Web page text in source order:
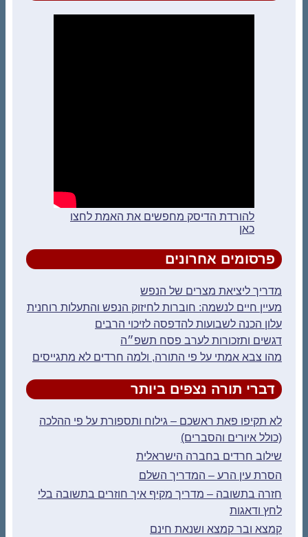
להורדת הדיסק מחפשים את האמת לחצו
כאן
פרסומים אחרונים
מדריך ליציאת מצרים של הנפש
מעיין חיים לנשמה: חוברות לחיזוק הנפש והתעלות רוחנית
עלון הכנה לשבועות להדפסה לזיכוי הרבים
דגשים ותזכורות לערב פסח תשפ״ה
מהו צבא אמתי על פי התורה, ולמה חרדים לא מתגייסים
דברי תורה נצפים ביותר
לא תקיפו פאת ראשכם – גילוח ותספורת על פי ההלכה
(כולל איורים והסברים)
שילוב חרדים בחברה הישראלית
הסרת עין הרע – המדריך השלם
חזרה בתשובה – מדריך מקיף איך חוזרים בתשובה בלי
לחץ ודאגות
קמצא ובר קמצא ושנאת חינם